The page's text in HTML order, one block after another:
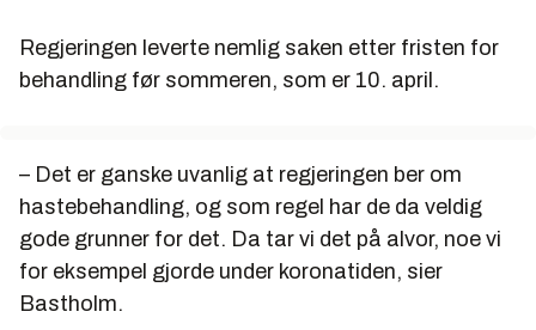
Regjeringen leverte nemlig saken etter fristen for
behandling før sommeren, som er 10. april.
– Det er ganske uvanlig at regjeringen ber om
hastebehandling, og som regel har de da veldig
gode grunner for det. Da tar vi det på alvor, noe vi
for eksempel gjorde under koronatiden, sier
Bastholm.